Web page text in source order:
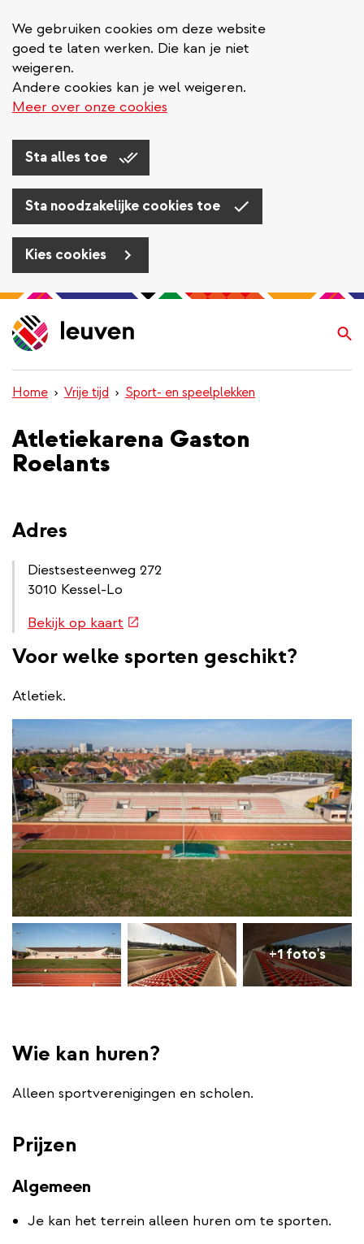
We gebruiken cookies om deze website
goed te laten werken. Die kan je niet
weigeren.
Andere cookies kan je wel weigeren.
Meer over onze cookies
Sta alles toe
Sta noodzakelijke cookies toe
Kies cookies
Overslaan
en
naar
inhoud
gaan
Home Vrije tijd Sport- en speelplekken
Atletiekarena Gaston
Roelants
Adres
Diestsesteenweg 272
3010 Kessel-Lo
Routebeschrijving
Bekijk op kaart (externe
+1 foto's
Voor welke sporten geschikt?
Atletiek.
Wie kan huren?
Alleen sportverenigingen en scholen.
Prijzen
Algemeen
Je kan het terrein alleen huren om te sporten.